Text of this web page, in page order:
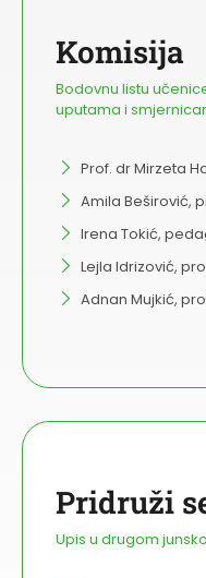
Komisija
Bodovnu listu
uputama i
Prof. dr Mirzeta
Amila Beširović,
Irena Tokić,
Lejla Idrizović,
Adnan Mujkić,
Pridruži
Upis u drugom